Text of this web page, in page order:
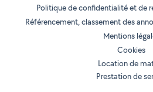
Politique de confidentialité et de
Référencement, classement des
Mentions
Cookies
Location de
Prestation de